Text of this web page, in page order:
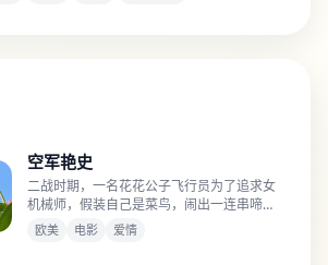
空军艳史
二战时期，一名花花公子飞行员为了追求女
机械师，假装自己是菜鸟，闹出一连串啼笑
皆非的事。
欧美 电影 爱情